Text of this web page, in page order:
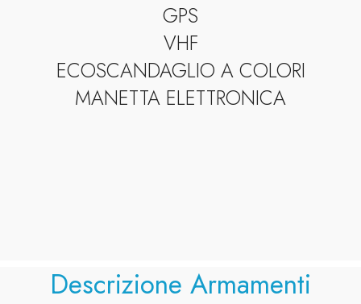
GPS
VHF
ECOSCANDAGLIO A COLORI
MANETTA ELETTRONICA
Descrizione Armamenti